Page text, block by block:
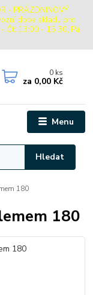
- PRÁZDNINOVÝ
doba skladu pro
Čt: 13:00 - 15:30, Pá:
Menu
Hledat
0 ks
za 0,00 Kč
180
180